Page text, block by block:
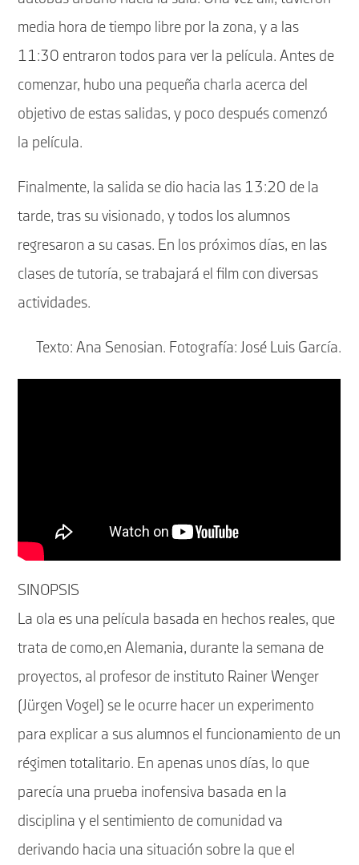
media hora de tiempo libre por la zona, y a las
11:30 entraron todos para ver la película. Antes de
comenzar, hubo una pequeña charla acerca del
objetivo de estas salidas, y poco después comenzó
la película.
Finalmente, la salida se dio hacia las 13:20 de la
tarde, tras su visionado, y todos los alumnos
regresaron a su casas. En los próximos días, en las
clases de tutoría, se trabajará el film con diversas
actividades.
Texto: Ana Senosian. Fotografía: José Luis García.
SINOPSIS
La ola es una película basada en hechos reales, que
trata de como,en Alemania, durante la semana de
proyectos, al profesor de instituto Rainer Wenger
(Jürgen Vogel) se le ocurre hacer un experimento
para explicar a sus alumnos el funcionamiento de un
régimen totalitario. En apenas unos días, lo que
parecía una prueba inofensiva basada en la
disciplina y el sentimiento de comunidad va
derivando hacia una situación sobre la que el